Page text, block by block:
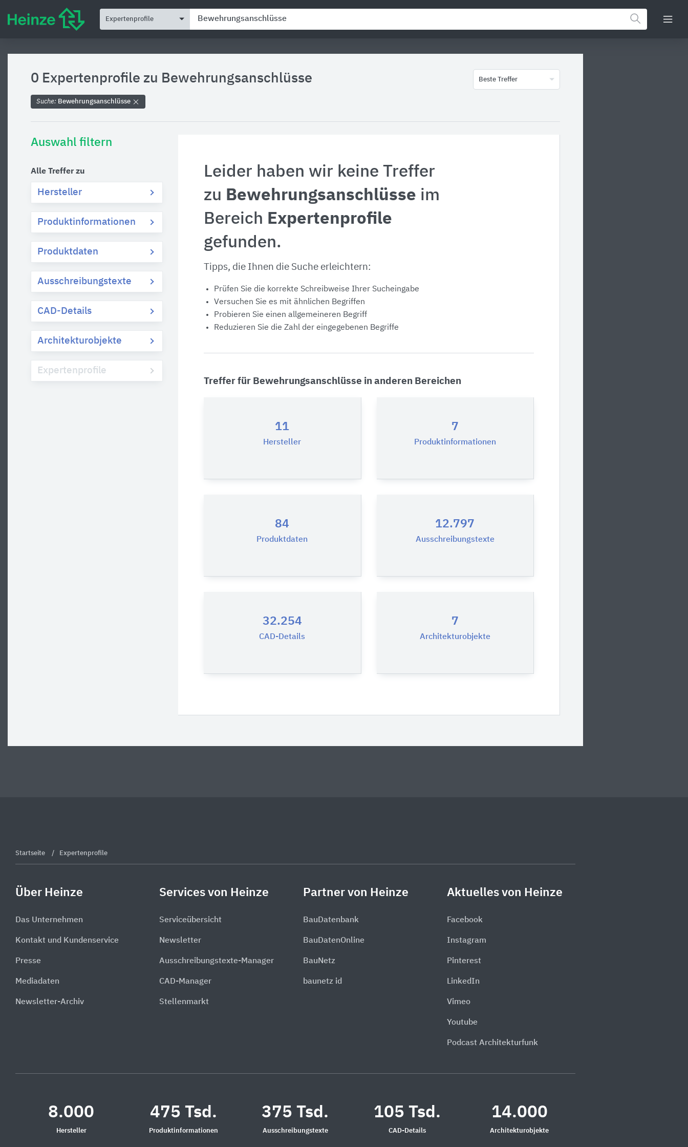
Expertenprofile
0 Expertenprofile zu Bewehrungsanschlüsse Beste Treffer
Suche: Bewehrungsanschlüsse
Auswahl filtern
Alle Treffer zu
Hersteller
Produktinformationen
Produktdaten
Ausschreibungstexte
CAD-Details
Architekturobjekte
Expertenprofile
Leider haben wir keine Treffer
zu Bewehrungsanschlüsse im
Bereich Expertenprofile
gefunden.
Tipps, die Ihnen die Suche erleichtern:
Prüfen Sie die korrekte Schreibweise Ihrer Sucheingabe
Versuchen Sie es mit ähnlichen Begriffen
Probieren Sie einen allgemeineren Begriff
Reduzieren Sie die Zahl der eingegebenen Begriffe
Treffer für Bewehrungsanschlüsse in anderen Bereichen
11
Hersteller
7
Produktinformationen
84
Produktdaten
12.797
Ausschreibungstexte
32.254
CAD-Details
7
Architekturobjekte
Startseite Expertenprofile
Über Heinze
Das Unternehmen
Kontakt und Kundenservice
Presse
Mediadaten
Newsletter-Archiv
Services von Heinze
Serviceübersicht
Newsletter
Ausschreibungstexte-Manager
CAD-Manager
Stellenmarkt
Partner von Heinze
BauDatenbank
BauDatenOnline
BauNetz
baunetz id
Aktuelles von Heinze
Facebook
Instagram
Pinterest
LinkedIn
Vimeo
Youtube
Podcast Architekturfunk
8.000
Hersteller
475 Tsd.
Produktinformationen
375 Tsd.
Ausschreibungstexte
105 Tsd.
CAD-Details
14.000
Architekturobjekte